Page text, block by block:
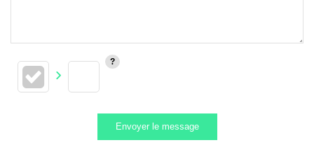
Envoyer le message